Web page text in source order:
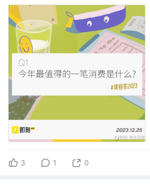
3 1 0